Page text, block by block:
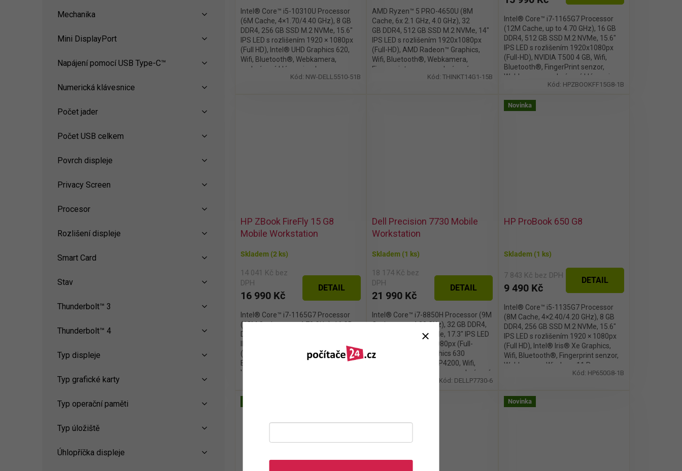
Mechanika
Mini DisplayPort
Napájení pomocí USB Type-C™
Numerická klávesnice
Počet jader
Počet USB celkem
Povrch displeje
Privacy Screen
Procesor
Rozlišení displeje
Smart Card
Stav
Thunderbolt™ 3
Thunderbolt™ 4
Typ displeje
Typ grafické karty
Typ operační paměti
Typ úložiště
Úhlopříčka displeje
Intel® Core™ i5-10310U Processor
(6M Cache, 4×1.70/4.40 GHz), 8 GB
DDR4, 256 GB SSD M.2 NVMe, 15.6″
IPS LED s rozlišením 1920 × 1080px
(Full HD), Intel® UHD Graphics 620,
Wifi, Bluetooth®, Webkamera,
podsvícená klávesnice, bez
mechaniky, Windows 11 Pro
Kód: NW-DELL5510-51B
AMD Ryzen™ 5 PRO-4650U (8M
Cache, 6x 2.1 GHz, 4.0 GHz), 32
GB DDR4, 512 GB SSD M.2 NVMe, 14"
IPS LED s rozlišením 1920x1080px
(Full-HD), AMD Radeon™ Graphics,
Wifi, Bluetooth®, Webkamera,
Fingerprint senzor, podsvícená
klávesnice, Windows 11 Pro
Kód: THINKT14G1-15B
Intel® Core™ i7-1165G7 Processor
(12M Cache, up to 4.70 GHz), 16 GB
DDR4, 512 GB SSD M.2 NVMe, 15.6"
IPS LED s rozlišením 1920x1080px
(Full-HD), NVIDIA T500 4 GB, Wifi,
Bluetooth®, FingerPrint senzor,
Webkamera, podsvícená klávesnice,
bez mechaniky, Windows 11 Pro
Kód: HPZBOOKFF15G8-1B
HP ZBook FireFly 15 G8
Mobile Workstation
Skladem (2 ks)
14 041 Kč bez
DPH
16 990 Kč
DETAIL
Intel® Core™ i7-1165G7 Processor
(12M Cache, up to 4.70 GHz), 16 GB
DDR4, 512 GB SSD M.2 NVMe, 15.6"
IPS LED s rozlišením 1920x1080px
(Full-HD), NVIDIA T500 4 GB, Wifi,
Bluetooth®, FingerPrint senzor,
Webkamera, podsvícená klávesnice,
Dell Precision 7730 Mobile
Workstation
Skladem (1 ks)
18 174 Kč bez
DPH
21 990 Kč
DETAIL
Intel® Core™ i7-8850H Processor (9M
Cache, up to 4.30 GHz), 32 GB DDR4,
512 GB SSD M.2 NVMe, 17.3" IPS LED
s rozlišením 1920x1080px (Full-
HD), Intel® UHD Graphics 630
+ NVIDIA® Quadro® P4200, Wifi,
Bluetooth®, Webkamera, podsvícená
Kód: DELLP7730-6
Novinka
HP ProBook 650 G8
Skladem (1 ks)
7 843 Kč bez DPH
9 490 Kč
DETAIL
Intel® Core™ i5-1135G7 Processor
(8M Cache, 4×2.40/4.20 GHz), 8 GB
DDR4, 256 GB SSD M.2 NVMe, 15.6″
IPS LED s rozlišením 1920 × 1080px
(Full HD), Intel® Iris® Xe Graphics,
Wifi, Bluetooth®, Fingerprint senzor,
Webkamera, Windows 11 Pro
Kód: HP650G8-1B
Novinka